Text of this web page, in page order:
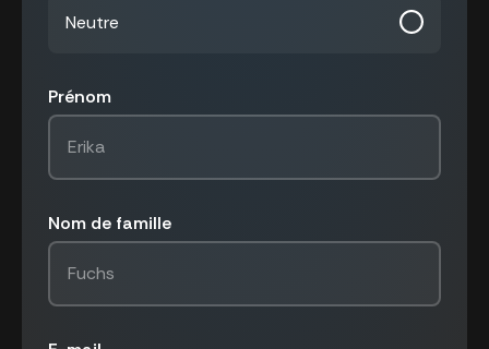
Neutre
Prénom
Nom de famille